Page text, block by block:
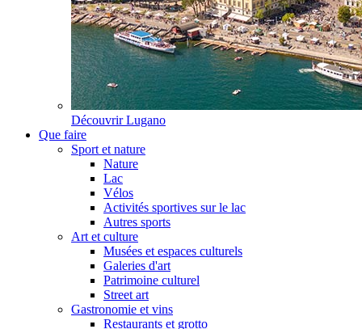
Découvrir Lugano
Que faire
Sport et nature
Nature
Lac
Vélos
Activités sportives sur le lac
Autres sports
Art et culture
Musées et espaces culturels
Galeries d'art
Patrimoine culturel
Street art
Gastronomie et vins
Restaurants et grotto